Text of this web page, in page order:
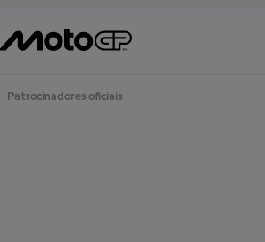
Patrocinadores oficiais